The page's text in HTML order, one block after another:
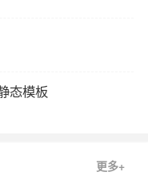
态模板
更多+